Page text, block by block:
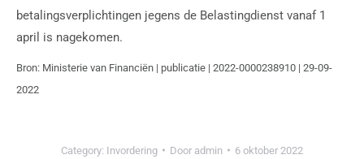
betalingsverplichtingen jegens de Belastingdienst vanaf 1
april is nagekomen.
Bron: Ministerie van Financiën | publicatie | 2022-0000238910 | 29-09-
2022
Category: Invordering Door admin 6 oktober 2022